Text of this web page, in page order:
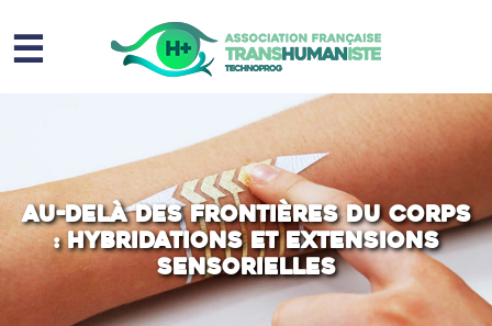
☰
Homme augmenté
Immortalité ?
Question sociale
Risques
L’association
Au-delà des frontières du corps
: hybridations et extensions
sensorielles